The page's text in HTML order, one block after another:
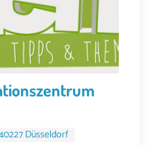
Düsseldorf